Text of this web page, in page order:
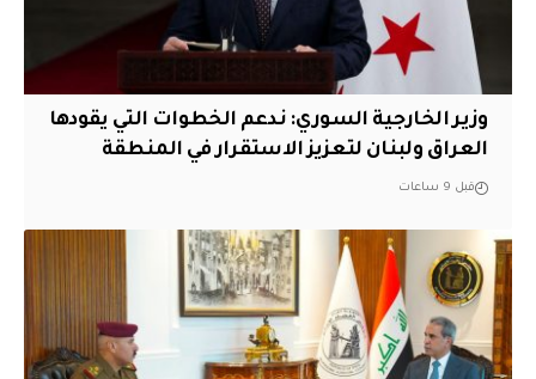
وزير الخارجية السوري: ندعم الخطوات التي يقودها
العراق ولبنان لتعزيز الاستقرار في المنطقة
قبل 9 ساعات